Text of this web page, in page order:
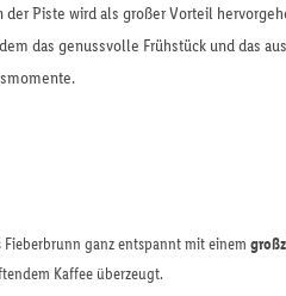
der Piste wird als großer Vorteil
das genussvolle Frühstück und das
Fieberbrunn ganz entspannt mit einem
Kaffee überzeugt.